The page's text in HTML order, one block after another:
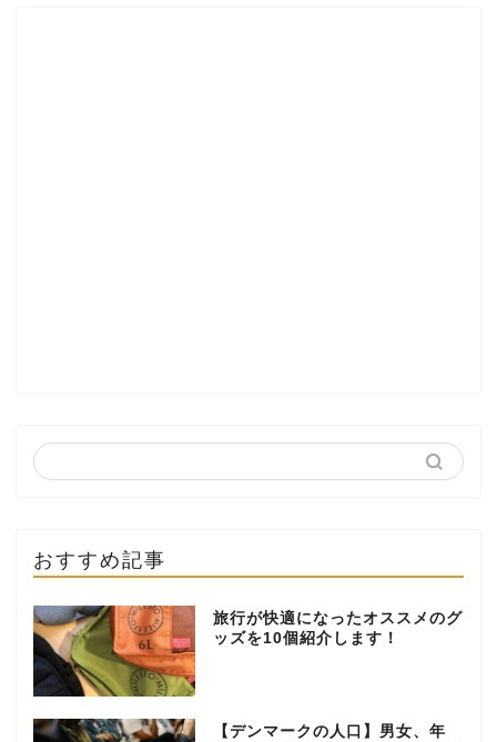
おすすめ記事
旅行が快適になったオススメのグ
ッズを10個紹介します！
【デンマークの人口】男女、年